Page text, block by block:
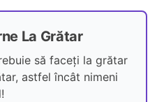
La Grătar
să faceți la grătar
astfel încât nimeni